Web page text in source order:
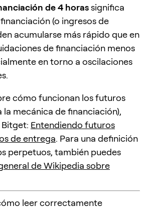
de 4 horassignifica
(o ingresos de
acumularse más rápido que en
de financiación menos
en torno a oscilaciones
cómo funcionan los futuros
mecánica de financiación),
Entendiendo futuros
de entrega. Para una definición
perpetuos, también puedes
de Wikipedia sobre
leer correctamente